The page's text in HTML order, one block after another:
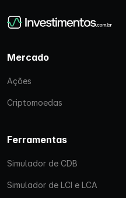
Mercado
Ações
Criptomoedas
Ferramentas
Simulador de CDB
Simulador de LCI e LCA